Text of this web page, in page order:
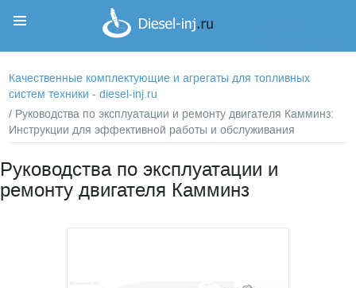
Качественные комплектующие и агрегаты для топливных
систем техники - diesel-inj.ru
/ Руководства по эксплуатации и ремонту двигателя Камминз:
Инструкции для эффективной работы и обслуживания
Руководства по эксплуатации и
ремонту двигателя Камминз